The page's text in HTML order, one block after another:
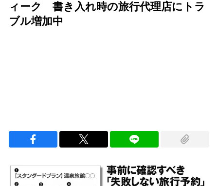
ィーク 書き入れ時の旅行代理店にトラ
ブル増加中